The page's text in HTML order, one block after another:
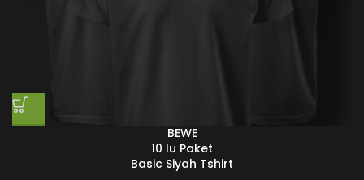
BEWE
10 lu Paket
Basic Siyah Tshirt